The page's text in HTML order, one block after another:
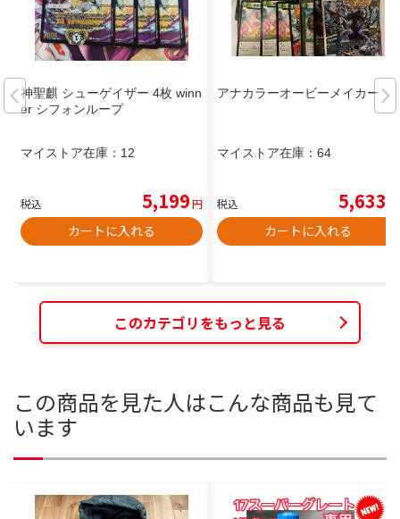
神聖麒 シューゲイザー 4枚 winn
er シフォンループ
マイストア在庫： 12
税込 5,199円
カートに入れる
アナカラーオービーメイカー
マイストア在庫： 64
税込 5,633
カートに入れる
このカテゴリをもっと見る
この商品を見た人はこんな商品も見て
います